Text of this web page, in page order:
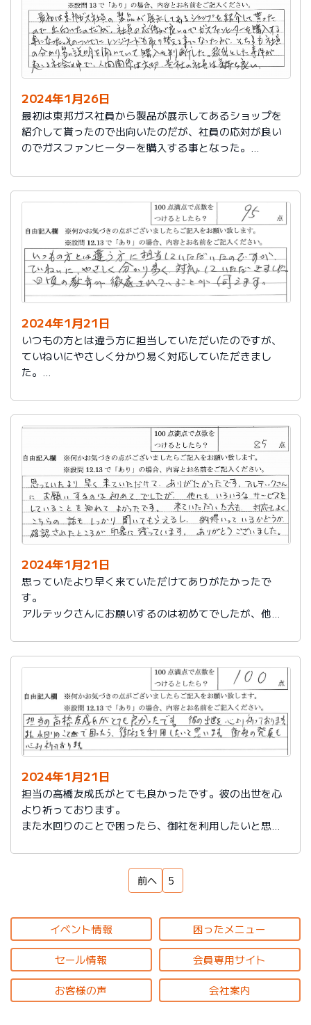
2024年1月26日
最初は東邦ガス社員から製品が展示してあるショップを
紹介して貰ったので出向いたのだが、社員の応対が良い
のでガスファンヒーターを購入する事となった。
そちらも社員の分かり易い説明を聞いていて購入を判断
した。
殺伐とした事件が起こる社会の中で、人間関係は大切。
貴社の社員は気持ち良い。
2024年1月21日
いつもの方とは違う方に担当していただいたのですが、
ていねいにやさしく分かり易く対応していただきまし
た。
2024年1月21日
思っていたより早く来ていただけてありがたかったで
す。
アルテックさんにお願いするのは初めてでしたが、他に
です。
来ていただいた方も対応もよく、こちらの話をしっかり
聞いてもらえるし、納得いっているかどうか確認された
ところが印象に残っています。ありがとうございまし
2024年1月21日
担当の高橋友成氏がとても良かったです。彼の出世を心
より祈っております。
また水回りのことで困ったら、御社を利用したいと思い
前へ 5
イベント情報 困ったメニュー
セール情報 会員専用サイト
お客様の声 会社案内